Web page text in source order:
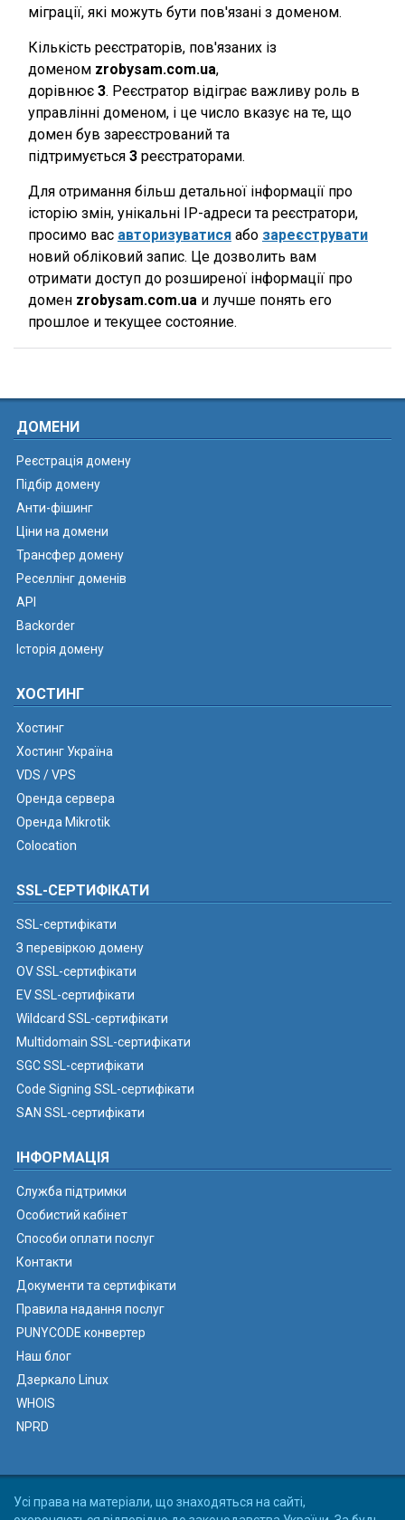
міграції, які можуть бути пов'язані з доменом.
Кількість реєстраторів, пов'язаних із
доменом zrobysam.com.ua,
дорівнює 3. Реєстратор відіграє важливу роль в
управлінні доменом, і це число вказує на те, що
домен був зареєстрований та
підтримується 3 реєстраторами.
Для отримання більш детальної інформації про
історію змін, унікальні IP-адреси та реєстратори,
просимо вас авторизуватися або зареєструвати
новий обліковий запис. Це дозволить вам
отримати доступ до розширеної інформації про
домен zrobysam.com.ua и лучше понять его
прошлое и текущее состояние.
ДОМЕНИ
Реєстрація домену
Підбір домену
Анти-фішинг
Ціни на домени
Трансфер домену
Реселлінг доменів
API
Backorder
Історія домену
ХОСТИНГ
Хостинг
Хостинг Україна
VDS / VPS
Оренда сервера
Оренда Mikrotik
Colocation
SSL-СЕРТИФІКАТИ
SSL-сертифікати
З перевіркою домену
OV SSL-сертифікати
EV SSL-сертифікати
Wildcard SSL-сертифікати
Multidomain SSL-сертифікати
SGC SSL-сертифікати
Code Signing SSL-сертифікати
SAN SSL-сертифікати
ІНФОРМАЦІЯ
Служба підтримки
Особистий кабінет
Способи оплати послуг
Контакти
Документи та сертифікати
Правила надання послуг
PUNYCODE конвертер
Наш блог
Дзеркало Linux
WHOIS
NPRD
Усі права на матеріали, що знаходяться на сайті,